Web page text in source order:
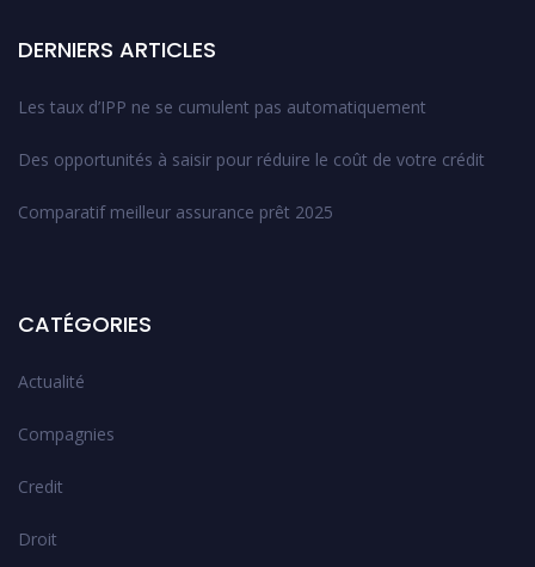
DERNIERS ARTICLES
Les taux d’IPP ne se cumulent pas automatiquement
Des opportunités à saisir pour réduire le coût de votre crédit
Comparatif meilleur assurance prêt 2025
CATÉGORIES
Actualité
Compagnies
Credit
Droit